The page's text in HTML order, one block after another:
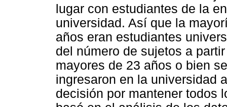
lugar con estudiantes de la
universidad. Así que la
años eran estudiantes
del número de sujetos a
mayores de 23 años o bien
ingresaron en la universidad
decisión por mantener todos